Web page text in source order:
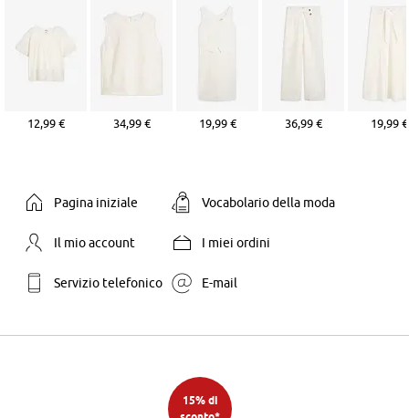
12,99 € 34,99 € 19,99 € 36,99 € 19,99 €
Pagina iniziale Vocabolario della moda
Il mio account I miei ordini
Servizio telefonico E-mail
15% di